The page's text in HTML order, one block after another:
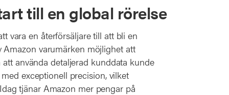
till en global rörelse
vara en återförsäljare till att bli en
varumärken möjlighet att
använda detaljerad kunddata kunde
exceptionell precision, vilket
tjänar Amazon mer pengar på